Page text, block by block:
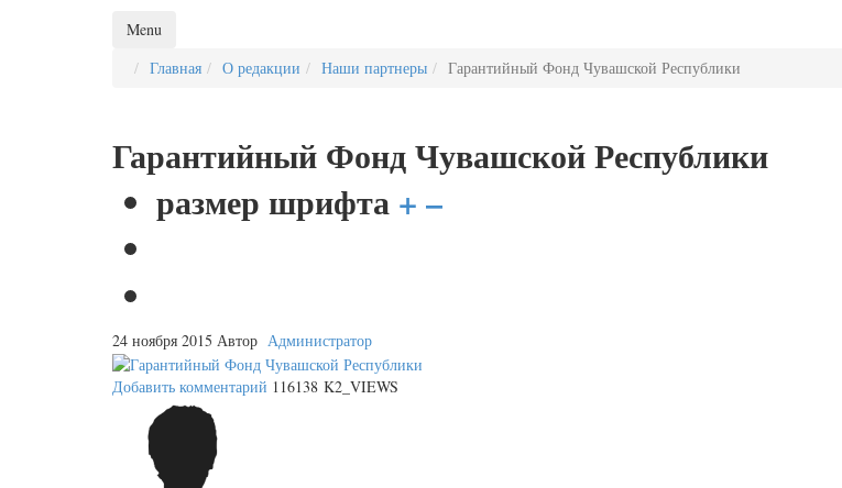
Menu
Главная
О редакции Наши партнеры Гарантийный Фонд Чувашской Республики
Гарантийный Фонд Чувашской Республики
размер шрифта + –
24 ноября 2015 Автор Администратор
Добавить комментарий 116138 K2_VIEWS